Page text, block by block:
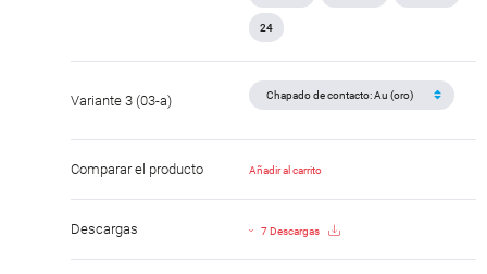
24
Variante 3 (03-a)
Comparar el producto Añadir al carrito
Descargas 7 Descargas